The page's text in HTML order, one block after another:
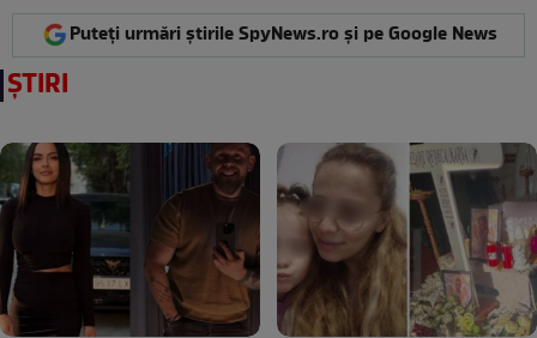
Puteți urmări știrile SpyNews.ro și pe Google News
ȘTIRI